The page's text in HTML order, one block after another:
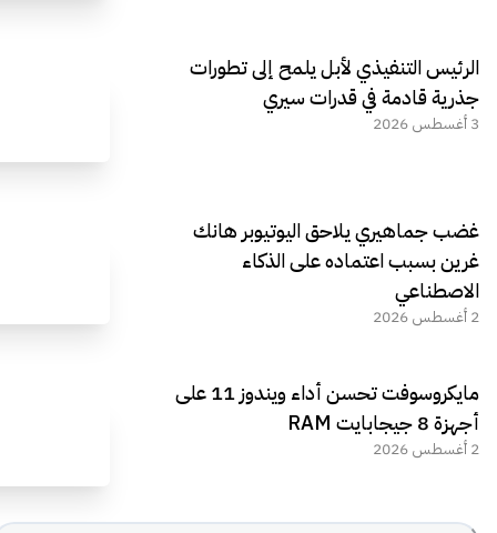
الرئيس التنفيذي لأبل يلمح إلى تطورات
جذرية قادمة في قدرات سيري
3 أغسطس 2026
غضب جماهيري يلاحق اليوتيوبر هانك
غرين بسبب اعتماده على الذكاء
الاصطناعي
2 أغسطس 2026
مايكروسوفت تحسن أداء ويندوز 11 على
أجهزة 8 جيجابايت RAM
2 أغسطس 2026